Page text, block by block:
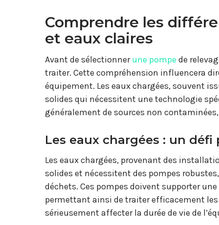
Comprendre les
et eaux claires
Avant de sélectionnerune pompe de
traiter. Cette compréhension influencera
équipement. Les eaux chargées, souvent
solides qui nécessitent une technologie
généralement de sources non
Les eaux chargées : un
Les eaux chargées, provenant des
solides et nécessitent des pompes
déchets. Ces pompes doivent supporter
permettant ainsi de traiter efficacement
sérieusement affecter la durée de vie de